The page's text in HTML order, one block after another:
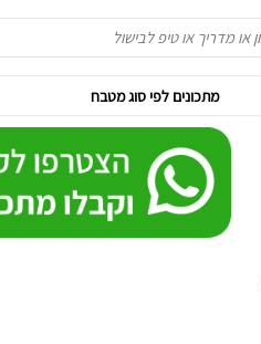
מתכונים לפי סוג מטבח